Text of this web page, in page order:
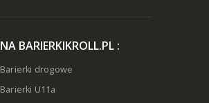
NA BARIERKIKROLL.PL :
Barierki drogowe
Barierki U11a